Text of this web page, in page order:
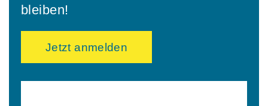
bleiben!
Jetzt anmelden